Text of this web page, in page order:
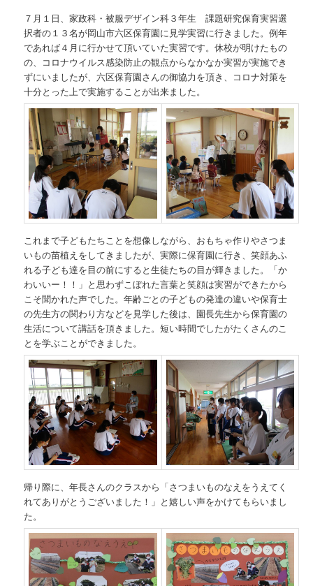
７月１日、家政科・被服デザイン科３年生 課題研究保育実習選
択者の１３名が岡山市六区保育園に見学実習に行きました。例年
であれば４月に行かせて頂いていた実習です。休校が明けたもの
の、コロナウイルス感染防止の観点からなかなか実習が実施でき
ずにいましたが、六区保育園さんの御協力を頂き、コロナ対策を
十分とった上で実施することが出来ました。
これまで子どもたちことを想像しながら、おもちゃ作りやさつま
いもの苗植えをしてきましたが、実際に保育園に行き、笑顔あふ
れる子ども達を目の前にすると生徒たちの目が輝きました。「か
わいいー！！」と思わずこぼれた言葉と笑顔は実習ができたから
こそ聞かれた声でした。年齢ごとの子どもの発達の違いや保育士
の先生方の関わり方などを見学した後は、園長先生から保育園の
生活について講話を頂きました。短い時間でしたがたくさんのこ
とを学ぶことができました。
帰り際に、年長さんのクラスから「さつまいものなえをうえてく
れてありがとうございました！」と嬉しい声をかけてもらいまし
た。